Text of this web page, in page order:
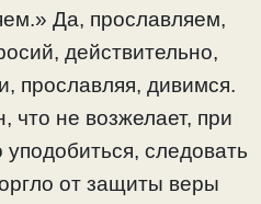
Да, прославляем,
действительно,
прославляя, дивимся.
что не возжелает, при
следовать
от защиты веры